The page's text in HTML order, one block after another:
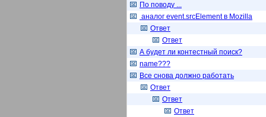
По поводу ...
аналог event.srcElement в Mozilla
Ответ
Ответ
А будет ли контестный поиск?
name???
Все снова должно работать
Ответ
Ответ
Ответ